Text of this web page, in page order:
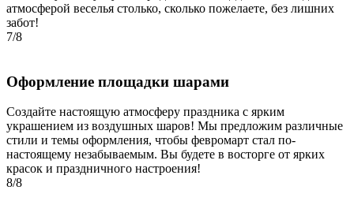
атмосферой веселья столько, сколько пожелаете, без лишних
забот!
7/8
Оформление площадки шарами
Создайте настоящую атмосферу праздника с ярким
украшением из воздушных шаров! Мы предложим различные
стили и темы оформления, чтобы февромарт стал по-
настоящему незабываемым. Вы будете в восторге от ярких
красок и праздничного настроения!
8/8